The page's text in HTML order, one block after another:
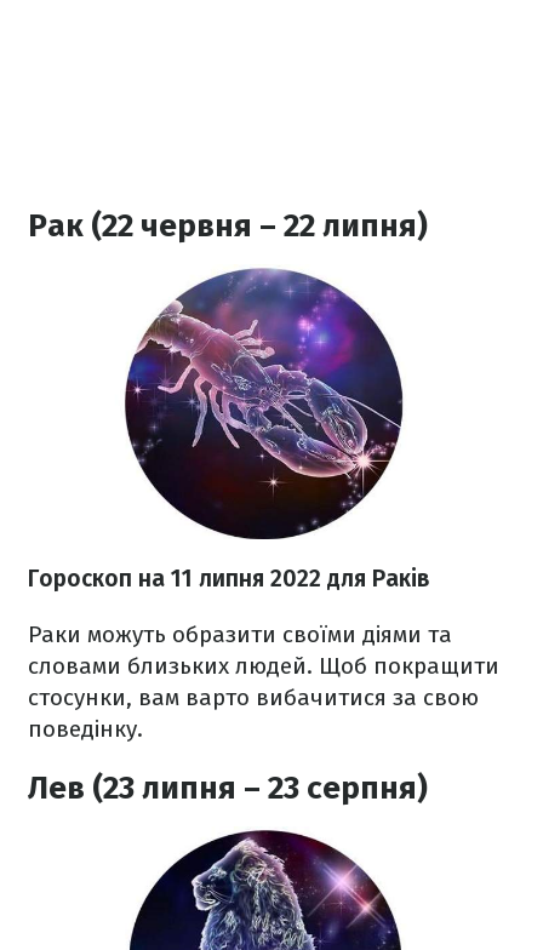
Рак (22 червня – 22 липня)
Гороскоп на 11 липня 2022 для Раків
Раки можуть образити своїми діями та
словами близьких людей. Щоб покращити
стосунки, вам варто вибачитися за свою
поведінку.
Лев (23 липня – 23 серпня)